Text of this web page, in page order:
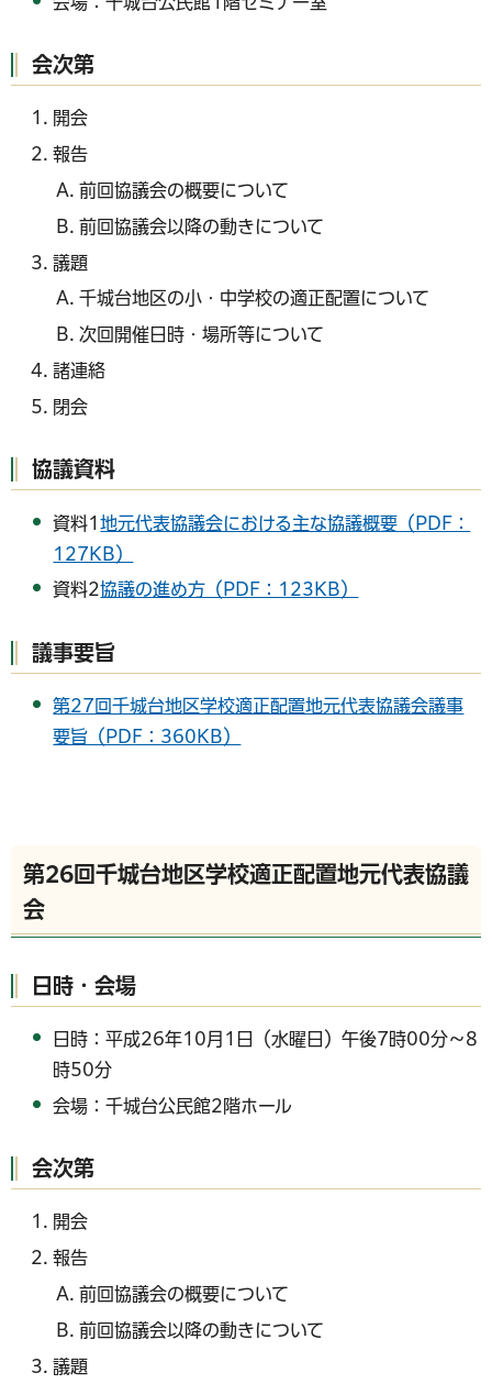
会次第
開会
報告
前回協議会の概要について
前回協議会以降の動きについて
議題
千城台地区の小・中学校の適正配置について
次回開催日時・場所等について
諸連絡
閉会
協議資料
資料1地元代表協議会における主な協議概要（PDF：
127KB）
資料2協議の進め方（PDF：123KB）
議事要旨
第27回千城台地区学校適正配置地元代表協議会議事
要旨（PDF：360KB）
第26回千城台地区学校適正配置地元代表協議
会
日時・会場
日時：平成26年10月1日（水曜日）午後7時00分～8
時50分
会場：千城台公民館2階ホール
会次第
開会
報告
前回協議会の概要について
前回協議会以降の動きについて
議題